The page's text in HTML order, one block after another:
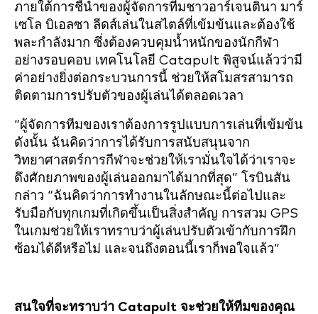
ภายใต้การชี้นำของผู้จัดการทีมชาวอาร์เจนตินา มาร์
เซโล บิเอลซา ลีดส์เล่นในสไตล์ที่เข้มข้นและต้องใช้
พละกำลังมาก ซึ่งต้องควบคุมน้ำหนักของนักกีฬา
อย่างรอบคอบ เทคโนโลยี Catapult พิสูจน์แล้วว่ามี
ค่าอย่างยิ่งต่อกระบวนการนี้ ช่วยให้สโมสรสามารถ
ติดตามการปรับตัวของผู้เล่นได้ตลอดเวลา
“ผู้จัดการทีมของเราต้องการรูปแบบการเล่นที่เข้มข้น
ดังนั้น ฉันคิดว่าการได้รับการสนับสนุนจาก
วิทยาศาสตร์การกีฬาจะช่วยให้เรามั่นใจได้ว่าเราจะ
ดึงศักยภาพของผู้เล่นออกมาได้มากที่สุด” โรบินสัน
กล่าว “ฉันคิดว่าการทำงานในลักษณะนี้ต่อไปและ
รับมือกับทุกเกมที่เกิดขึ้นเป็นสิ่งสำคัญ การสวม GPS
ในเกมช่วยให้เราทราบว่าผู้เล่นปรับตัวเข้ากับการฝึก
ซ้อมได้ดีหรือไม่ และจนถึงตอนนี้เราก็พอใจแล้ว”
สนใจที่จะทราบว่า Catapult จะช่วยให้ทีมของคุณ